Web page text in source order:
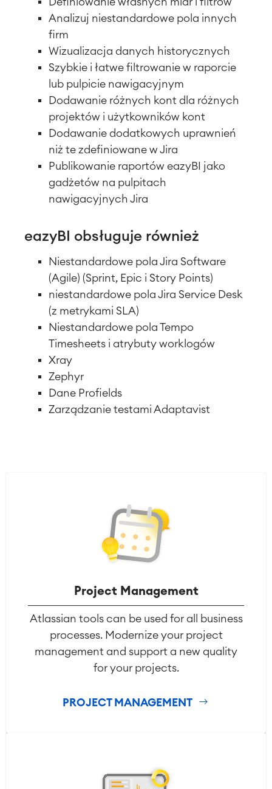
DevOps
Zarządzanie wymaganiami
Programowanie zwinne
Test Management
Dokumentacja techniczna
pracą
Rejestrowanie i planowanie czasu
Raporty i Dashboardy
Analizuj niestandardowe pola innych
firm
Wizualizacja danych historycznych
Szybkie i łatwe filtrowanie w raporcie
lub pulpicie nawigacyjnym
Dodawanie różnych kont dla różnych
projektów i użytkowników kont
Dodawanie dodatkowych uprawnień
niż te zdefiniowane w Jira
Publikowanie raportów eazyBI jako
gadżetów na pulpitach
nawigacyjnych Jira
eazyBI obsługuje również
Niestandardowe pola Jira Software
(Agile) (Sprint, Epic i Story Points)
niestandardowe pola Jira Service Desk
(z metrykami SLA)
Niestandardowe pola Tempo
Timesheets i atrybuty worklogów
Xray
Zephyr
Dane Profields
Zarządzanie testami Adaptavist
Project Management
Atlassian tools can be used for all business
processes. Modernize your project
management and support a new quality
for your projects.
PROJECT MANAGEMENT